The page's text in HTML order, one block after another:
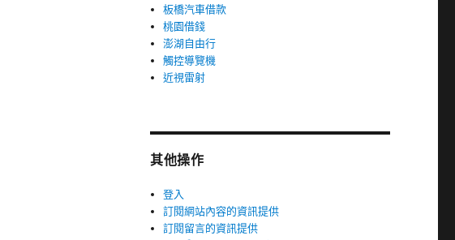
板橋汽車借款
桃園借錢
澎湖自由行
觸控導覽機
近視雷射
其他操作
登入
訂閱網站內容的資訊提供
訂閱留言的資訊提供